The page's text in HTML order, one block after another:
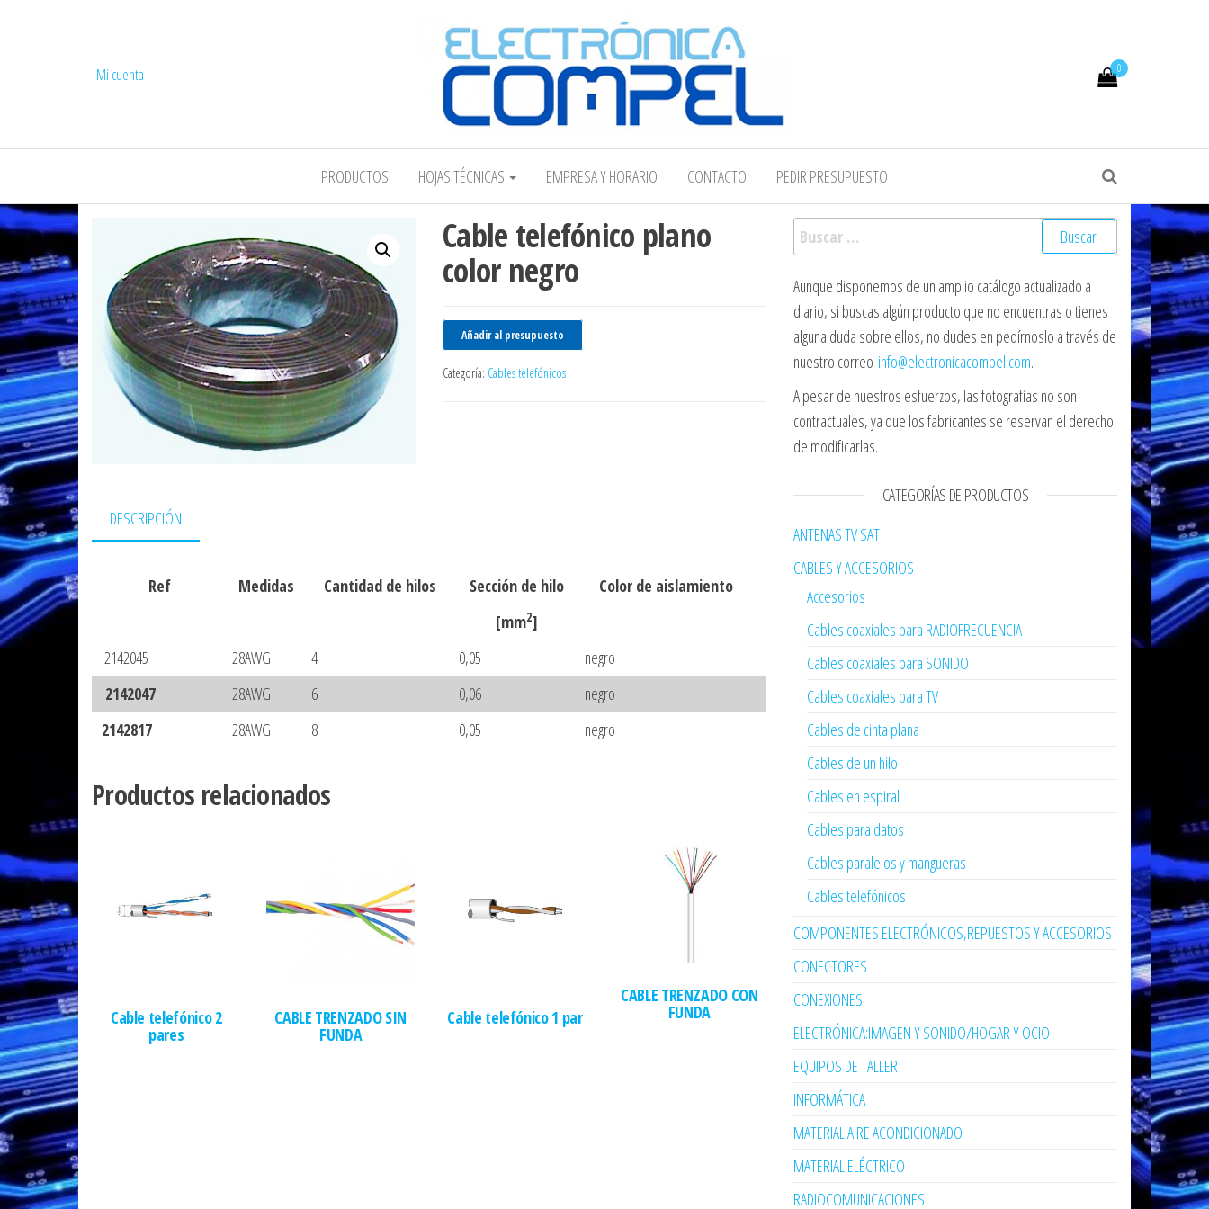
COMPEL Electrónica COMPEL
0
Mi cuenta
PRODUCTOS HOJAS TÉCNICAS EMPRESA Y HORARIO CONTACTO PEDIR PRESUPUESTO
Cable telefónico plano
color negro
Añadir al presupuesto
Categoría: Cables telefónicos
DESCRIPCIÓN
Ref Medidas Cantidad de hilos Sección de hilo
Color de aislamiento
[mm2]
2142045
28AWG 4 0,05
negro
2142047
28AWG 6 0,06
negro
2142817
28AWG 8 0,05 negro
Productos relacionados
Cable telefónico 2
pares
CABLE TRENZADO SIN
FUNDA
Cable telefónico 1 par
CABLE TRENZADO CON
FUNDA
Buscar:
Aunque disponemos de un amplio catálogo actualizado a
diario, si buscas algún producto que no encuentras o tienes
alguna duda sobre ellos, no dudes en pedírnoslo a través de
nuestro correo info@electronicacompel.com.
A pesar de nuestros esfuerzos, las fotografías no son
contractuales, ya que los fabricantes se reservan el derecho
de modificarlas.
CATEGORÍAS DE PRODUCTOS
ANTENAS TV SAT
CABLES Y ACCESORIOS
Accesorios
Cables coaxiales para RADIOFRECUENCIA
Cables coaxiales para SONIDO
Cables coaxiales para TV
Cables de cinta plana
Cables de un hilo
Cables en espiral
Cables para datos
Cables paralelos y mangueras
Cables telefónicos
COMPONENTES ELECTRÓNICOS,REPUESTOS Y ACCESORIOS
CONECTORES
CONEXIONES
ELECTRÓNICA:IMAGEN Y SONIDO/HOGAR Y OCIO
EQUIPOS DE TALLER
INFORMÁTICA
MATERIAL AIRE ACONDICIONADO
MATERIAL ELÉCTRICO
RADIOCOMUNICACIONES